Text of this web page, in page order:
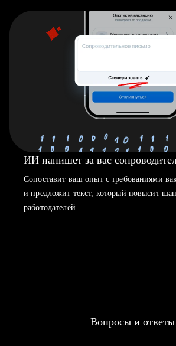
ИИ напишет за вас
Сопоставит ваш опыт с требованиями
и предложит текст, который повысит
работодателей
Вопросы и ответы